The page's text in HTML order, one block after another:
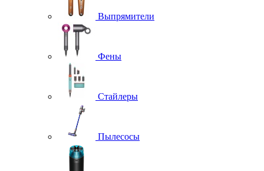
Выпрямители
Фены
Стайлеры
Пылесосы